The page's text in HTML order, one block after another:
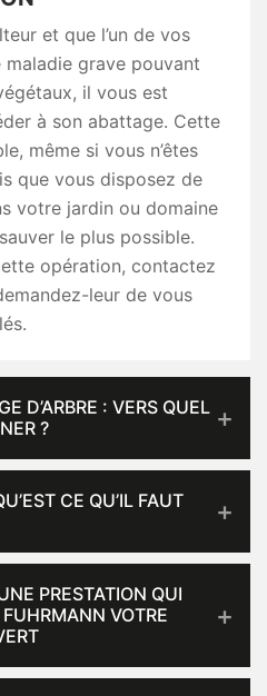
et que l’un de vos
maladie grave pouvant
il vous est
à son abattage. Cette
même si vous n’êtes
que vous disposez de
votre jardin ou domaine
le plus possible.
opération, contactez
leur de vous
D’ARBRE : VERS QUEL
?
CE QU’IL FAUT
PRESTATION QUI
VOTRE